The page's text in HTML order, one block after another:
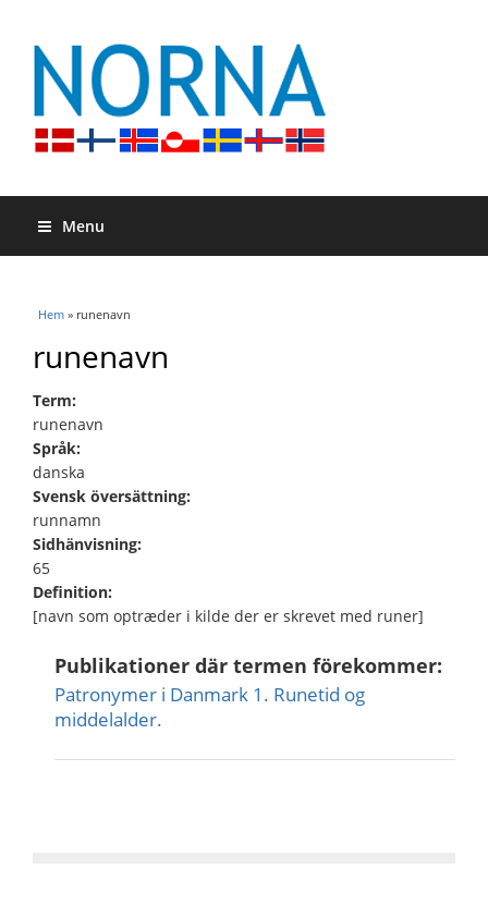
Menu
Du är här
Hem » runenavn
runenavn
Term:
runenavn
Språk:
danska
Svensk översättning:
runnamn
Sidhänvisning:
65
Definition:
[navn som optræder i kilde der er skrevet med runer]
Publikationer där termen förekommer:
Patronymer i Danmark 1. Runetid og
middelalder.